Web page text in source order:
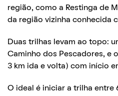
região, como a Restinga de
da região vizinha conhecida
Duas trilhas levam ao topo:
Caminho dos Pescadores, e
3 km ida e volta) com início
O ideal é iniciar a trilha entre